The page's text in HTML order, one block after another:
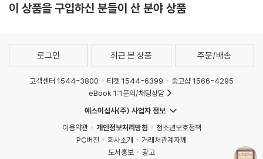
이 상품을 구입하신 분들이 산 분야 상품
로그인 최근 본 상품 주문/배송
고객센터 1544-3800 티켓 1544-6399
중고샵 1566-4295
eBook 1:1문의/채팅상담
예스이십사(주) 사업자 정보
이용약관
개인정보처리방침
청소년보호정책
PC버전
회사소개
거래처관계자께
도서홍보
광고